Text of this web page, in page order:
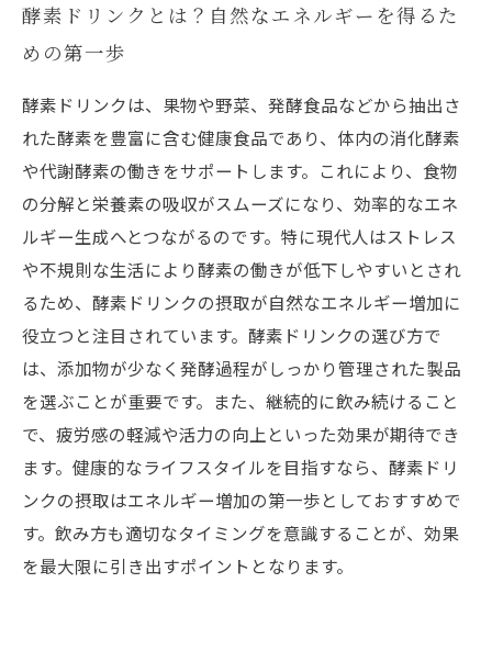
び方と摂取法
酵素ドリンクのメリットと注意点を総まとめ
実体験から見る酵素ドリンクで得る自然なエネ
ルギーの秘密
酵素ドリンクとは？自然なエネルギーを得るた
めの第一歩
酵素ドリンクは、果物や野菜、発酵食品などから抽出さ
れた酵素を豊富に含む健康食品であり、体内の消化酵素
や代謝酵素の働きをサポートします。これにより、食物
の分解と栄養素の吸収がスムーズになり、効率的なエネ
ルギー生成へとつながるのです。特に現代人はストレス
や不規則な生活により酵素の働きが低下しやすいとされ
るため、酵素ドリンクの摂取が自然なエネルギー増加に
役立つと注目されています。酵素ドリンクの選び方で
は、添加物が少なく発酵過程がしっかり管理された製品
を選ぶことが重要です。また、継続的に飲み続けること
で、疲労感の軽減や活力の向上といった効果が期待でき
ます。健康的なライフスタイルを目指すなら、酵素ドリ
ンクの摂取はエネルギー増加の第一歩としておすすめで
す。飲み方も適切なタイミングを意識することが、効果
を最大限に引き出すポイントとなります。